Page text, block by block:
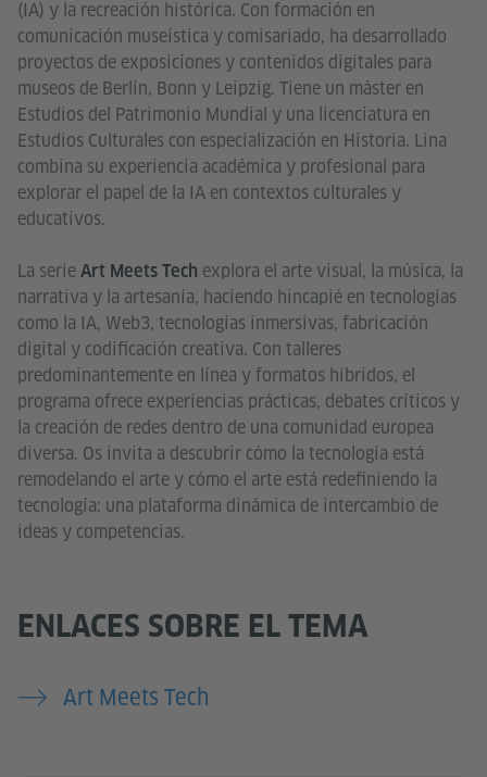
(IA) y la recreación histórica. Con formación en
comunicación museística y comisariado, ha desarrollado
proyectos de exposiciones y contenidos digitales para
museos de Berlín, Bonn y Leipzig. Tiene un máster en
Estudios del Patrimonio Mundial y una licenciatura en
Estudios Culturales con especialización en Historia. Lina
combina su experiencia académica y profesional para
explorar el papel de la IA en contextos culturales y
educativos.
La serie Art Meets Tech explora el arte visual, la música, la
narrativa y la artesanía, haciendo hincapié en tecnologías
como la IA, Web3, tecnologías inmersivas, fabricación
digital y codificación creativa. Con talleres
predominantemente en línea y formatos híbridos, el
programa ofrece experiencias prácticas, debates críticos y
la creación de redes dentro de una comunidad europea
diversa. Os invita a descubrir cómo la tecnología está
remodelando el arte y cómo el arte está redefiniendo la
tecnología: una plataforma dinámica de intercambio de
ideas y competencias.
ENLACES SOBRE EL TEMA
Art Meets Tech